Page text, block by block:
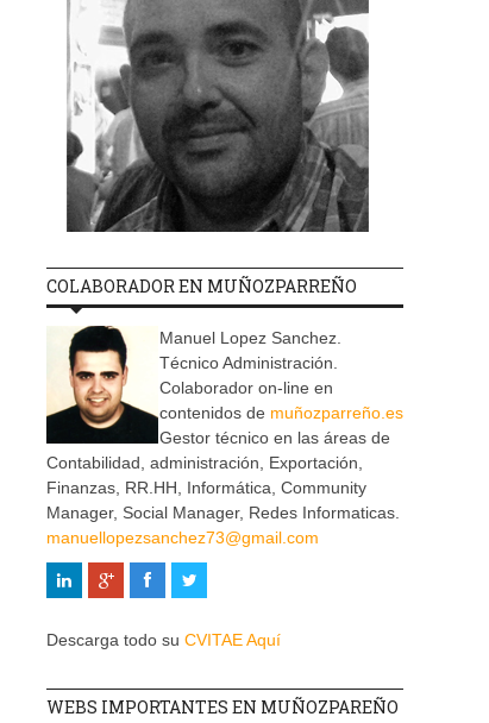
COLABORADOR EN MUÑOZPARREÑO
Manuel Lopez Sanchez.
Técnico Administración.
Colaborador on-line en
contenidos de muñozparreño.es
Gestor técnico en las áreas de
Contabilidad, administración, Exportación,
Finanzas, RR.HH, Informática, Community
Manager, Social Manager, Redes Informaticas.
manuellopezsanchez73@gmail.com
Descarga todo su CVITAE Aquí
WEBS IMPORTANTES EN MUÑOZPAREÑO